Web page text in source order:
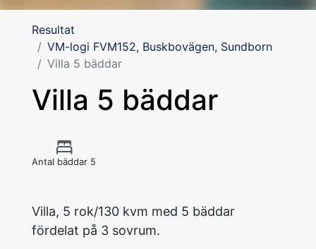
Resultat
VM-logi FVM152, Buskbovägen, Sundborn
Villa 5 bäddar
Villa 5 bäddar
Antal bäddar 5
Villa, 5 rok/130 kvm med 5 bäddar
fördelat på 3 sovrum.